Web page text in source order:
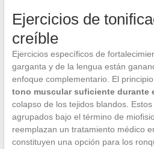
Ejercicios de
creíble
Ejercicios específicos de
garganta y de la lengua están
enfoque complementario. El
tono muscular suficiente durante
colapso de los tejidos blandos.
agrupados bajo el término de
reemplazan un tratamiento médico
constituyen una opción para los